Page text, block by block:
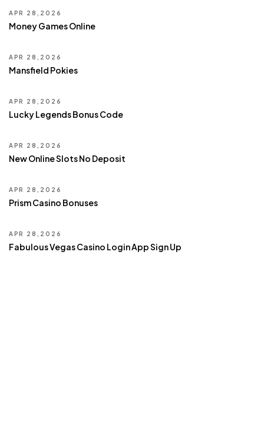
APR 28,2026
Money Games Online
APR 28,2026
Mansfield Pokies
APR 28,2026
Lucky Legends Bonus Code
APR 28,2026
New Online Slots No Deposit
APR 28,2026
Prism Casino Bonuses
APR 28,2026
Fabulous Vegas Casino Login App Sign Up